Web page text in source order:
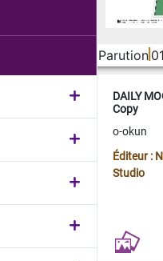
Parution
DAILY
Copy
o-okun
Éditeur :
Studio